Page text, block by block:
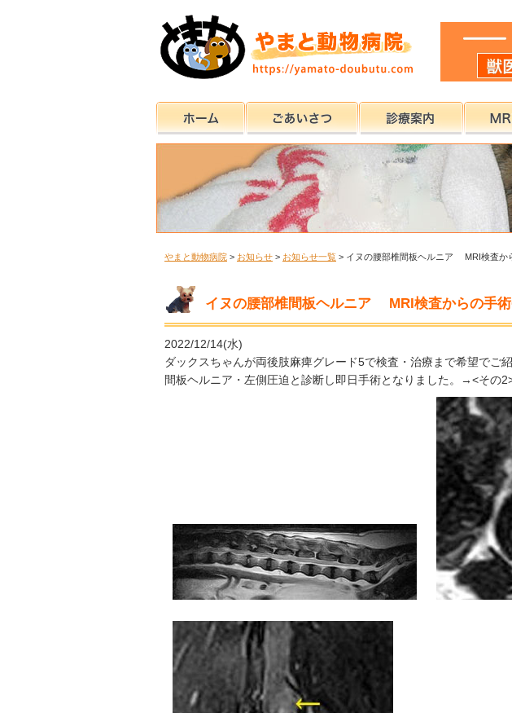
やまと動物病院 > お知らせ > お知らせ一覧 > イヌの腰部椎間板ヘルニア MRI検査か
イヌの腰部椎間板ヘルニア MRI検査からの手
2022/12/14(水)
ダックスちゃんが両後肢麻痺グレード5で検査・治療まで希望でご
間板ヘルニア・左側圧迫と診断し即日手術となりました。→<その